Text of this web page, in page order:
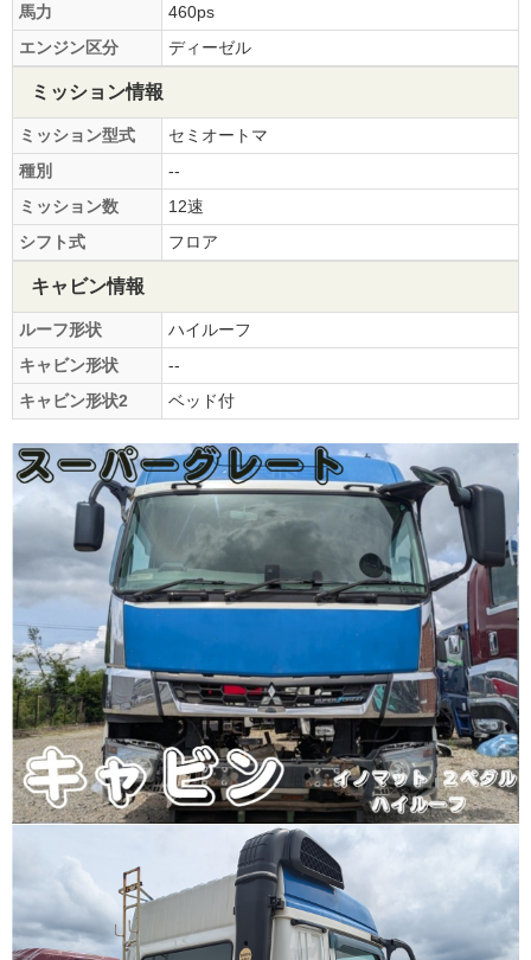
馬力
460ps
エンジン区分
ディーゼル
ミッション情報
ミッション型式
セミオートマ
種別
--
ミッション数
12速
シフト式
フロア
キャビン情報
ルーフ形状
ハイルーフ
キャビン形状
--
キャビン形状2
ベッド付